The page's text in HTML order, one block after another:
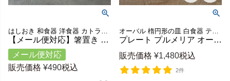
【メール便対応】箸置き カトラリーレスト ウォルナットウッド 木製 約 W 9cm D 1.5cm H 1.2cm ダークブラウン [51265]【 三角形 天然木 ロング カフェ カトラリースタンド ハンドメイド かわいい リゾート ギフト プレゼント アジアン ナチュラル アジアン雑貨 】
メール便対応
販売価格 ¥490税込
プレート プルメリア オーバルボウル 楕円皿 約 W 25cm D 17cm H 5cm ホワイト 陶器 食器 お皿 深皿 大皿 中皿 盛り付け皿 皿 ランチ ディナー 食卓 パーティー カフェ レストラン おしゃれ リゾート キッチン 雑貨 テーブルウエア Franzy フランジー アジアン [pl14-671]
販売価格 ¥1,480税込
2件